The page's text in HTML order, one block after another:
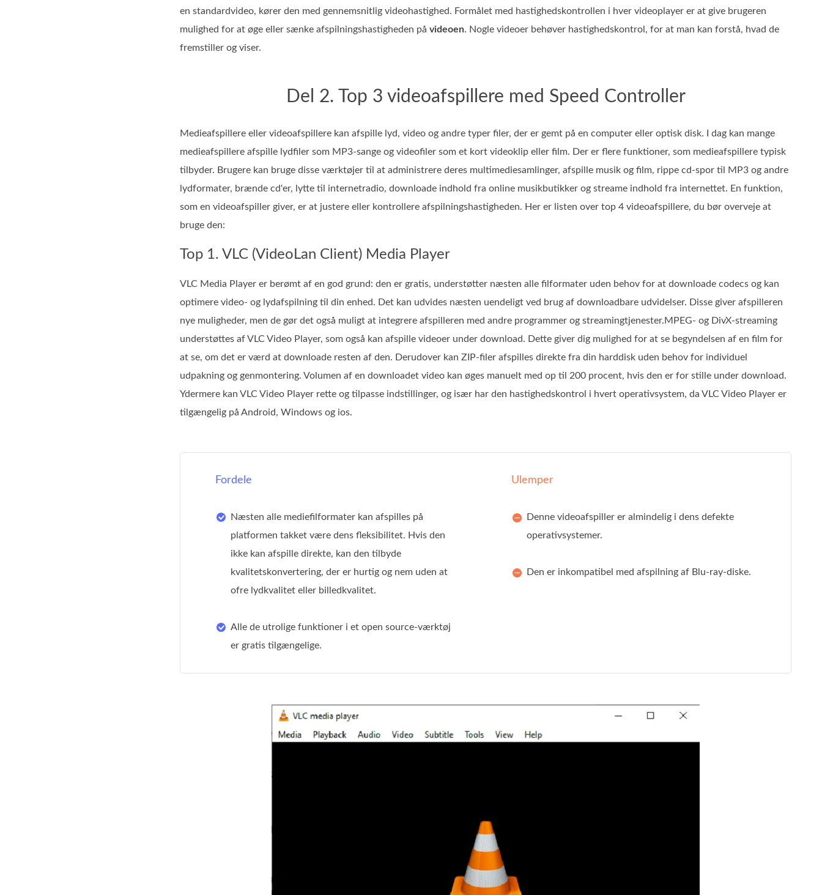
en standardvideo, kører den med gennemsnitlig videohastighed. Formålet med hastighedskontrollen i hver videoplayer er at give brugeren
mulighed for at øge eller sænke afspilningshastigheden på videoen. Nogle videoer behøver hastighedskontrol, for at man kan forstå, hvad de
fremstiller og viser.
Del 2. Top 3 videoafspillere med Speed Controller
Medieafspillere eller videoafspillere kan afspille lyd, video og andre typer filer, der er gemt på en computer eller optisk disk. I dag kan mange
medieafspillere afspille lydfiler som MP3-sange og videofiler som et kort videoklip eller film. Der er flere funktioner, som medieafspillere typisk
tilbyder. Brugere kan bruge disse værktøjer til at administrere deres multimediesamlinger, afspille musik og film, rippe cd-spor til MP3 og andre
lydformater, brænde cd'er, lytte til internetradio, downloade indhold fra online musikbutikker og streame indhold fra internettet. En funktion,
som en videoafspiller giver, er at justere eller kontrollere afspilningshastigheden. Her er listen over top 4 videoafspillere, du bør overveje at
bruge den:
Top 1. VLC (VideoLan Client) Media Player
VLC Media Player er berømt af en god grund: den er gratis, understøtter næsten alle filformater uden behov for at downloade codecs og kan
optimere video- og lydafspilning til din enhed. Det kan udvides næsten uendeligt ved brug af downloadbare udvidelser. Disse giver afspilleren
nye muligheder, men de gør det også muligt at integrere afspilleren med andre programmer og streamingtjenester.MPEG- og DivX-streaming
understøttes af VLC Video Player, som også kan afspille videoer under download. Dette giver dig mulighed for at se begyndelsen af en film for
at se, om det er værd at downloade resten af den. Derudover kan ZIP-filer afspilles direkte fra din harddisk uden behov for individuel
udpakning og genmontering. Volumen af en downloadet video kan øges manuelt med op til 200 procent, hvis den er for stille under download.
Ydermere kan VLC Video Player rette og tilpasse indstillinger, og især har den hastighedskontrol i hvert operativsystem, da VLC Video Player er
tilgængelig på Android, Windows og ios.
Fordele
Næsten alle mediefilformater kan afspilles på
platformen takket være dens fleksibilitet. Hvis den
ikke kan afspille direkte, kan den tilbyde
kvalitetskonvertering, der er hurtig og nem uden at
ofre lydkvalitet eller billedkvalitet.
Alle de utrolige funktioner i et open source-værktøj
er gratis tilgængelige.
Ulemper
Denne videoafspiller er almindelig i dens defekte
operativsystemer.
Den er inkompatibel med afspilning af Blu-ray-diske.